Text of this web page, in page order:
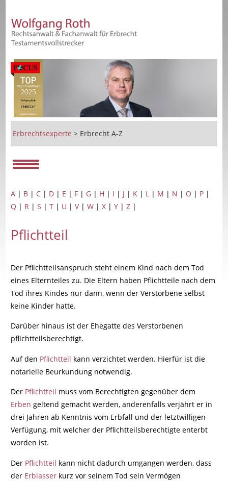
Erbrechtsexperte > Erbrecht A-Z
A | B | C | D | E | F | G | H | I | J | K | L | M | N | O | P |
Q | R |S |T | U |V|W |X |Y |Z |
Pflichtteil
Der Pflichtteilsanspruch steht einem Kind nach dem Tod
eines Elternteiles zu. Die Eltern haben Pflichtteile nach dem
Tod ihres Kindes nur dann, wenn der Verstorbene selbst
keine Kinder hatte.
Darüber hinaus ist der Ehegatte des Verstorbenen
pflichtteilsberechtigt.
Auf den Pflichtteil kann verzichtet werden. Hierfür ist die
notarielle Beurkundung notwendig.
Der Pflichtteil muss vom Berechtigten gegenüber dem
Erben geltend gemacht werden, anderenfalls verjährt er in
drei Jahren ab Kenntnis vom Erbfall und der letztwilligen
Verfügung, mit welcher der Pflichtteilsberechtigte enterbt
worden ist.
Der Pflichtteil kann nicht dadurch umgangen werden, dass
der Erblasser kurz vor seinem Tod sein Vermögen